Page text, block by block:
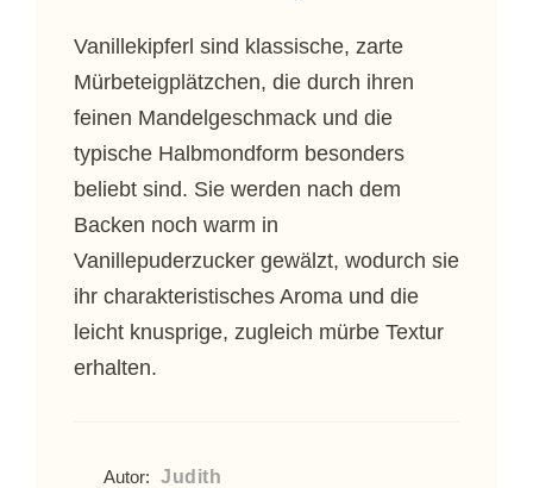
Vanillekipferl sind klassische, zarte
Mürbeteigplätzchen, die durch ihren
feinen Mandelgeschmack und die
typische Halbmondform besonders
beliebt sind. Sie werden nach dem
Backen noch warm in
Vanillepuderzucker gewälzt, wodurch sie
ihr charakteristisches Aroma und die
leicht knusprige, zugleich mürbe Textur
erhalten.
Autor: Judith